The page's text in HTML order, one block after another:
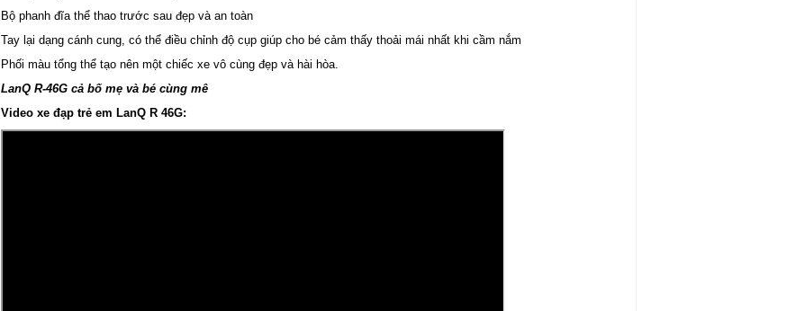
Bộ phanh đĩa thể thao trước sau đẹp và an toàn
Tay lại dạng cánh cung, có thể điều chỉnh độ cụp giúp cho bé cảm thấy thoải mái nhất khi cầm nắm
Phối màu tổng thể tạo nên một chiếc xe vô cùng đẹp và hài hòa.
LanQ R-46G cả bố mẹ và bé cùng mê
Video xe đạp trẻ em LanQ R 46G: